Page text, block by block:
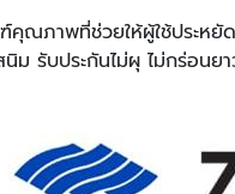
าพที่ช่วยให้ผู้ใช้ประหยั
รับประกันไม่ผุ ไม่กร่อน